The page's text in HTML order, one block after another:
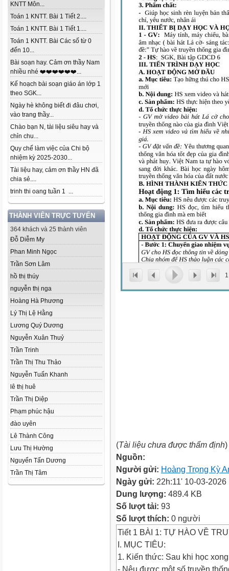
KNTT Môn...
Toán 1 KNTT. Bài 1 Tiết 2....
Toán 1 KNTT. Bài 1 Tiết 1....
Toán 1 KNTT. Bài Các số từ 0
đến 10...
Bài soạn hay. Cảm ơn thầy Nam
nhiều nhé ❤️❤️❤️❤️❤️❤️...
Kế hoạch bài soạn giáo án lớp 1
theo SGK...
Ngày hè không biết đi đâu chơi,
vào trang thầy...
Chào bạn N, tài liệu siêu hay và
chỉn chu...
Quy chế làm việc của Chi bộ
nhiệm kỳ 2025-2030...
Tài liệu hay, cảm ơn thầy HN đã
chia sẻ....
trinh thi oang tuần 1 ...
THÀNH VIÊN TRỰC TUYẾN
364 khách và 25 thành viên
Đỗ Diễm My
Phan Minh Ngọc
Trần Sơn Lâm
hồ thị thúy
nguyễn thị nga
Hoàng Hà Phương
Lý Thị Lệ Hằng
Lương Quý Dương
Nguyễn Xuân Thuỷ
Trần Trinh
Trần Thị Thu Thảo
Nguyễn Tuấn Khanh
lê thị huê
Trần Thị Diệp
Phạm phúc hậu
đào uyên
Lê Thành Công
Lưu Thị Hường
Nguyển Tấn Dương
Trần Thị Tâm
1
(Tài liệu chưa được thẩm định)
Nguồn:
Người gửi: Hoàng Trọng Kỳ
Ngày gửi: 22h:11' 10-03-2026
Dung lượng: 489.4 KB
Số lượt tải: 93
Số lượt thích: 0 người
Tiết 1 BÀI 1: TỰ HÀO VỀ
I. MỤC TIÊU:
1. Kiến thức: Sau khi học
- Nêu được một số truyền